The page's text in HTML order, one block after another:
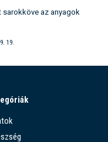
sarokköve az anyagok
19.